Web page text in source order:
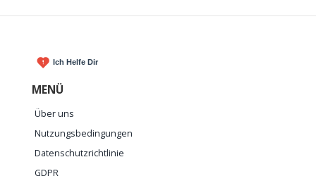
MENÜ
Über uns
Nutzungsbedingungen
Datenschutzrichtlinie
GDPR